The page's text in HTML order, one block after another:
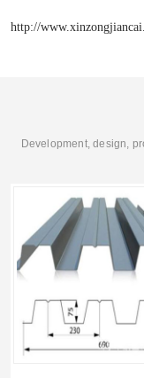
http://
Development, design,